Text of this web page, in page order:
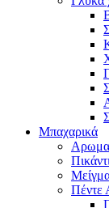
Μπαχαρικά
Πέντε